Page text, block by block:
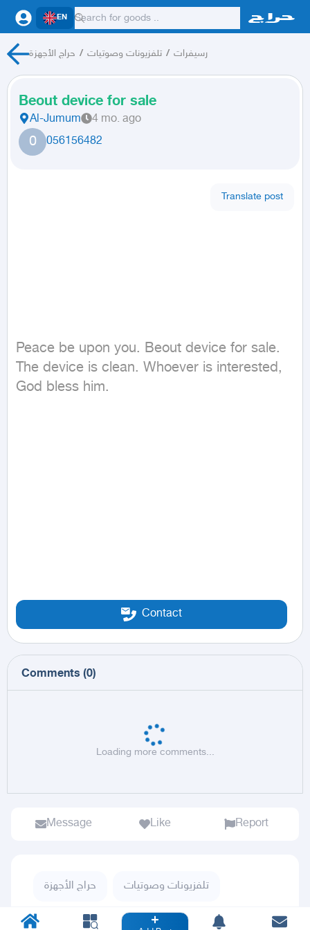
EN
حراج الأجهزة / تلفزيونات وصوتيات / رسيفرات
Beout device for sale
Al-Jumum 4 mo. ago
0 056156482
Translate post
Peace be upon you. Beout device for sale.
The device is clean. Whoever is interested,
God bless him.
Contact
Comments (0)
Loading more comments...
Message Like Report
حراج الأجهزة تلفزيونات وصوتيات